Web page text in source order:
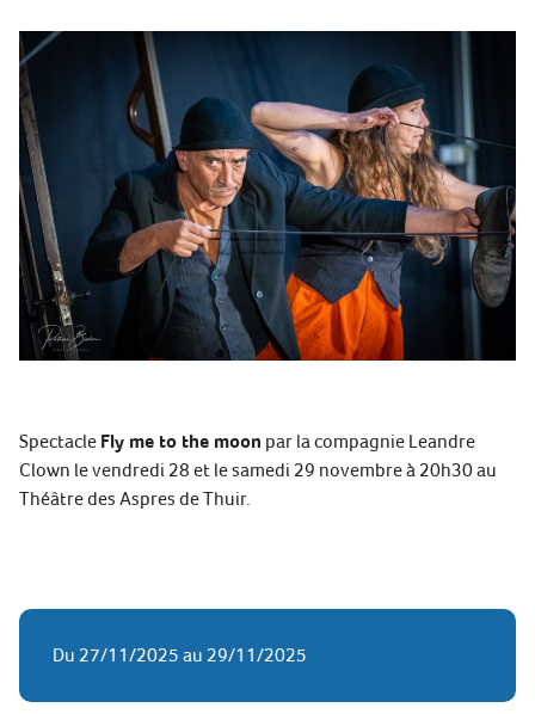
Spectacle Fly me to the moon par la compagnie Leandre
Clown le vendredi 28 et le samedi 29 novembre à 20h30 au
Théâtre des Aspres de Thuir.
Du 27/11/2025 au 29/11/2025